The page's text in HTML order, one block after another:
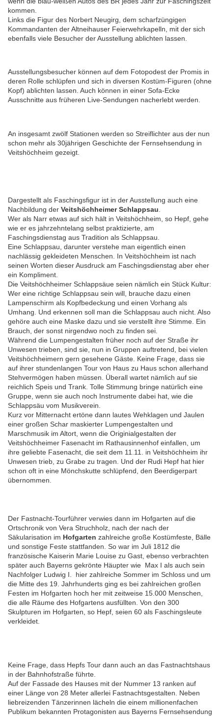
kommen.
Links die Figur des Norbert Neugirg, dem scharfzüngigen
Kommandanten der Altneihauser Feierwehrkapelln, mit der sich
ebenfalls viele Besucher der Ausstellung ablichten lassen.
Ausstellungsbesucher können auf dem Fotopodest der Promis in
deren Rolle schlüpfen und sich in diversen Kostüm-Figuren (ohne
Kopf) ablichten lassen. Auch können in einer Sofa-Ecke
Ausschnitte aus früheren Live-Sendungen nacherlebt werden.
An insgesamt zwölf Stationen werden so Streiflichter aus der nun
schon mehr als 30jährigen Geschichte der Fernsehsendung in
Veitshöchheim gezeigt.
Dargestellt als Faschingsfigur ist in der Ausstellung auch eine
Nachbildung der Veitshöchheimer Schlappsau
Wer als Narr etwas auf sich hält in Veitshöchheim, so Hepf, gehe
wie er es jahrzehntelang selbst praktizierte, am
Faschingsdienstag aus Tradition als Schlappsau.
Eine Schlappsau, darunter verstehe man eigentlich einen
nachlässig gekleideten Menschen. In Veitshöchheim ist nach
seinen Worten dieser Ausdruck am Faschingsdienstag aber eher
ein Kompliment.
Die Veitshöchheimer Schlappsäue seien nämlich ein Stück Kultur:
Wer eine richtige Schlappsau sein will, brauche dazu einen
Lampenschirm als Kopfbedeckung und einen Vorhang als
Umhang. Und erkennen soll man die Schlappsau auch nicht. Also
gehöre auch eine Maske dazu und sie verstellt ihre Stimme. Ein
Brauch, der sonst nirgendwo noch zu finden sei.
Während die Lumpengestalten früher noch auf der Straße ihr
Unwesen trieben, sind sie, nun in Gruppen auftretend, bei vielen
Veitshöchheimern gern gesehene Gäste. Keine Frage, dass sie
auf ihrer stundenlangen Tour von Haus zu Haus schon allerhand
Stehvermögen haben müssen. Überall wartet nämlich auf sie
reichlich Speis und Trank. Tolle Stimmung bringe natürlich eine
Gruppe, wenn sie auch noch Instrumente dabei hat, wie die
Schlappsäu vom Musikverein.
Kurz vor Mitternacht ertöne dann lautes Wehklagen und Jaulen
einer großen Schar maskierter Lumpengestalten und
Marschmusik im Altort, wenn die Originialgestalten der
Veitshöchheimer Fasenacht im Rathausinnenhof einfallen, um
ihre geliebte Fasenacht, die seit dem 11.11. in Veitshöchheim ihr
Unwesen trieb, zu Grabe zu tragen. Und der Rudi Hepf hat hier
schon oft in eine Mönchskutte schlüpfend, den Beerdigerpart
übernommen.
Der Fastnacht-Tourführer verwies dann im Hofgarten auf die
Ortschronik von Vera Struchholz, nach der nach der
Säkularisation im Hofgarten zahlreiche große Kostümfeste, Bälle
und sonstige Feste stattfanden. So war im Juli 1812 die
französische Kaiserin Marie Louise zu Gast, ebenso verbrachten
später auch Bayerns gekrönte Häupter wie Max I als auch sein
Nachfolger Ludwig I. hier zahlreiche Sommer im Schloss und um
die Mitte des 19. Jahrhunderts ging es bei zahlreichen großen
Festen im Hofgarten hoch her mit zeitweise 15.000 Menschen,
die alle Räume des Hofgartens ausfüllten. Von den 300
Skulpturen im Hofgarten, so Hepf, seien 60 als Faschingsleute
verkleidet.
Keine Frage, dass Hepfs Tour dann auch an das Fastnachtshaus
in der Bahnhofstraße führte.
Auf der Fassade des Hauses mit der Nummer 13 ranken auf
einer Länge von 28 Meter allerlei Fastnachtsgestalten. Neben
liebreizenden Tänzerinnen lächeln die einem millionenfachen
Publikum bekannten Protagonisten aus Bayerns Fernsehsendung